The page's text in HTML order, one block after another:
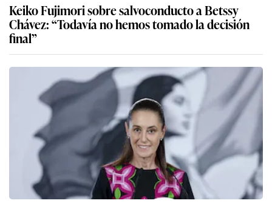
Keiko Fujimori sobre salvoconducto a Betssy
Chávez: “Todavía no hemos tomado la decisión
final”